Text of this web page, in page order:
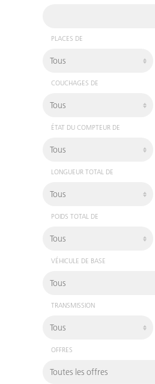
PLACES DE
COUCHAGES DE
ÉTAT DU COMPTEUR DE
LONGUEUR TOTAL DE
POIDS TOTAL DE
VÉHICULE DE BASE
TRANSMISSION
OFFRES